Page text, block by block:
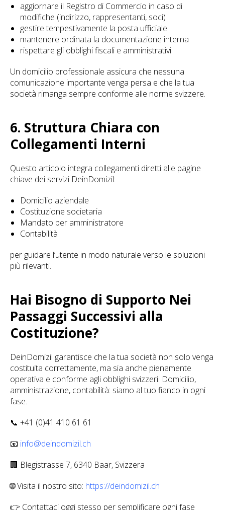
aggiornare il Registro di Commercio in caso di
modifiche (indirizzo, rappresentanti, soci)
gestire tempestivamente la posta ufficiale
mantenere ordinata la documentazione interna
rispettare gli obblighi fiscali e amministrativi
Un domicilio professionale assicura che nessuna
comunicazione importante venga persa e che la tua
società rimanga sempre conforme alle norme svizzere.
6. Struttura Chiara con
Collegamenti Interni
Questo articolo integra collegamenti diretti alle pagine
chiave dei servizi DeinDomizil:
Domicilio aziendale
Costituzione societaria
Mandato per amministratore
Contabilità
per guidare l’utente in modo naturale verso le soluzioni
più rilevanti.
Hai Bisogno di Supporto Nei
Passaggi Successivi alla
Costituzione?
DeinDomizil garantisce che la tua società non solo venga
costituita correttamente, ma sia anche pienamente
operativa e conforme agli obblighi svizzeri. Domicilio,
amministrazione, contabilità: siamo al tuo fianco in ogni
fase.
📞 +41 (0)41 410 61 61
📧 info@deindomizil.ch
🏢 Blegistrasse 7, 6340 Baar, Svizzera
🌐 Visita il nostro sito: https://deindomizil.ch
👉 Contattaci oggi stesso per semplificare ogni fase